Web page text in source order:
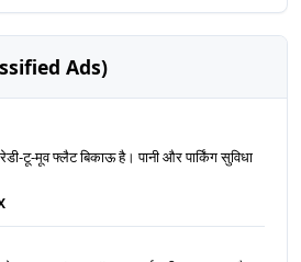
Ads)
टू-मूव फ्लैट बिकाऊ है। पानी और पार्किंग सुविधा